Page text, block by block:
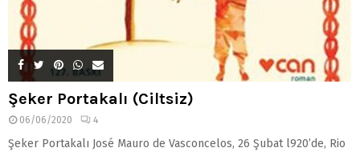
Şeker Portakalı (Ciltsiz)
06/06/2020 4
Şeker Portakalı José Mauro de Vasconcelos, 26 Şubat l920’de, Rio